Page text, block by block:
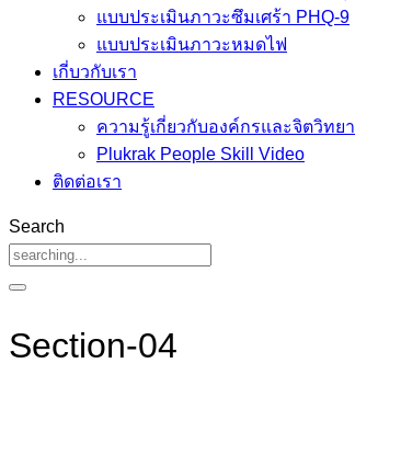
แบบประเมินภาวะซึมเศร้า PHQ-9
แบบประเมินภาวะหมดไฟ
เกี่บวกับเรา
RESOURCE
ความรู้เกี่ยวกับองค์กรและจิตวิทยา
Plukrak People Skill Video
ติดต่อเรา
Search
Section-04